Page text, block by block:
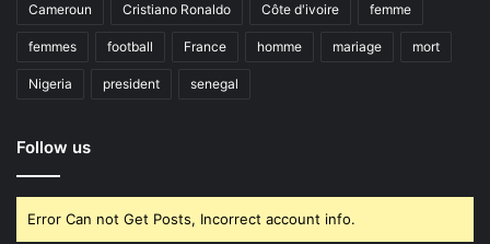
Cameroun Cristiano Ronaldo Côte d'ivoire femme
femmes football France homme mariage mort
Nigeria president senegal
Follow us
Error Can not Get Posts, Incorrect account info.